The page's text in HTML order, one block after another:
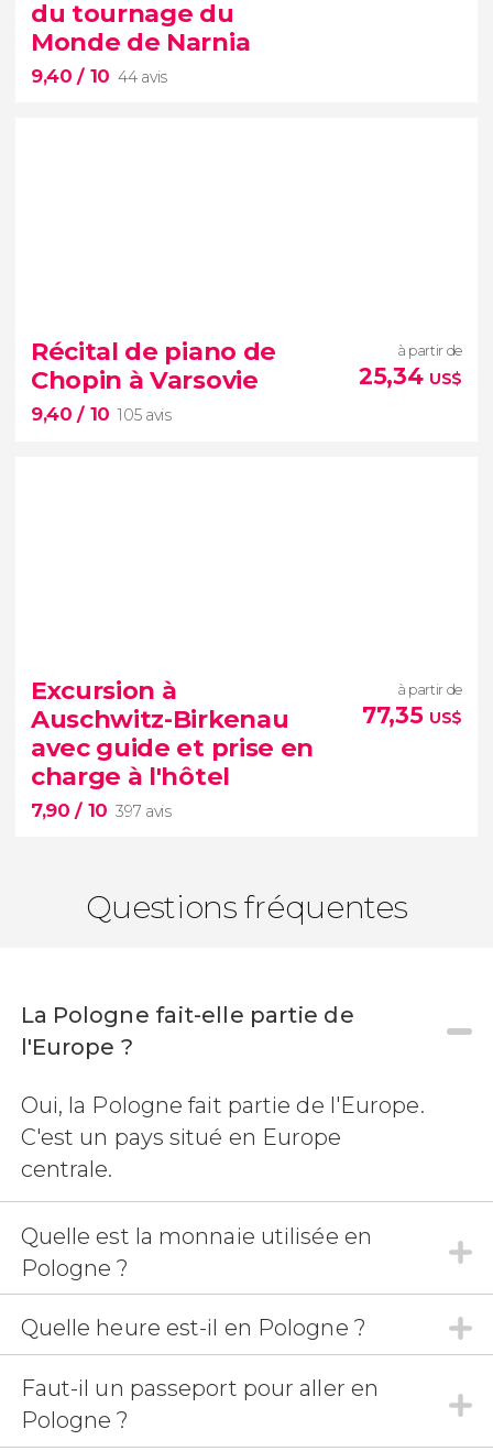
balade en bateau et en train minier
du tournage du
Monde de Narnia
9,40/ 10 44 avis
44 avis
Le Monde de Narnia
excursion aux rochers d'Adršpach
Récital de piano de
Chopin à Varsovie
9,40/ 10 105 avis
à partir de
25,34 US$
105 avis
Laissez-vous captiver par la musique de Frédéric
Chopin avec ce concert de piano
Excursion à
Auschwitz-Birkenau
avec guide et prise en
charge à l'hôtel
7,90/ 10 397 avis
à partir de
77,35 US$
7,90


397 avis
Birkenau
guide
et les transferts entre votre hôtel et le camp de
concentration
Questions fréquentes
La Pologne fait-elle partie de
l'Europe ?
Oui, la Pologne fait partie de l'Europe.
C'est un pays situé en Europe
centrale.
Quelle est la monnaie utilisée en
Pologne ?
Quelle heure est-il en Pologne ?
Faut-il un passeport pour aller en
Pologne ?